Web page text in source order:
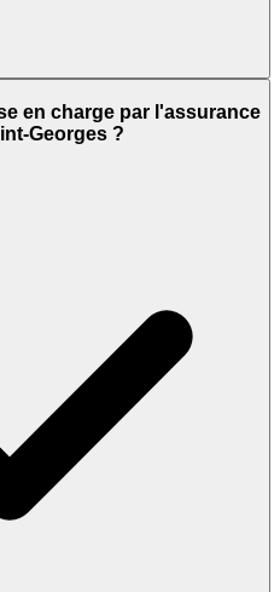
en charge par l'assurance
Georges ?